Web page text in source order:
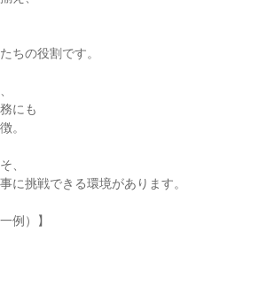
ちの役割です。
にも
。
、
に挑戦できる環境があります。
例）】